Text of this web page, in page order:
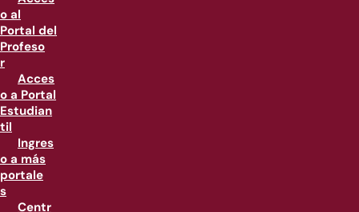
o al
Portal del
Profeso
r
Acces
o a Portal
Estudian
til
Ingres
o a más
portale
s
Centr